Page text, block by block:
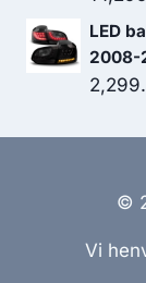
LED
2008-
©
Vi